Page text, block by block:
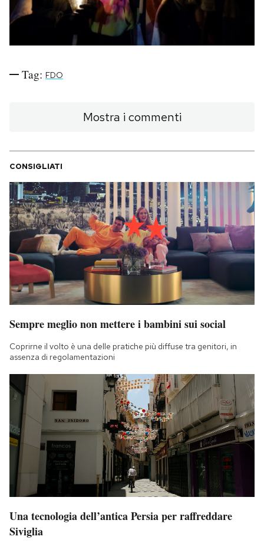
NEWSLETTER
AREA PERSONALE
Area Personale
Newsletter
Notifiche mobile
Regala il Post
Hai bisogno di aiuto?
Esci
Tag: FDO
Mostra i commenti
CONSIGLIATI
Sempre meglio non mettere i bambini sui social
Coprirne il volto è una delle pratiche più diffuse tra genitori, in
assenza di regolamentazioni
Una tecnologia dell’antica Persia per raffreddare
Siviglia